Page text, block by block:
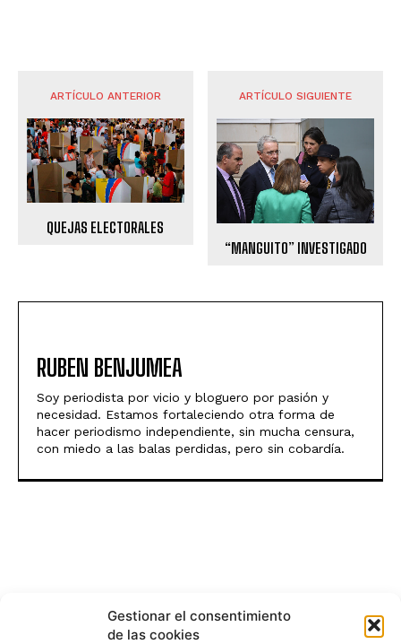
Gestionar el consentimiento
de las cookies
ARTÍCULO ANTERIOR
QUEJAS ELECTORALES
ARTÍCULO SIGUIENTE
“MANGUITO” INVESTIGADO
RUBEN BENJUMEA
Soy periodista por vicio y bloguero por pasión y
necesidad. Estamos fortaleciendo otra forma de
hacer periodismo independiente, sin mucha censura,
con miedo a las balas perdidas, pero sin cobardía.